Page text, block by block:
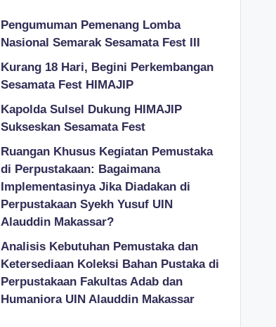
Pengumuman Pemenang Lomba
Nasional Semarak Sesamata Fest III
Kurang 18 Hari, Begini Perkembangan
Sesamata Fest HIMAJIP
Kapolda Sulsel Dukung HIMAJIP
Sukseskan Sesamata Fest
Ruangan Khusus Kegiatan Pemustaka
di Perpustakaan: Bagaimana
Implementasinya Jika Diadakan di
Perpustakaan Syekh Yusuf UIN
Alauddin Makassar?
Analisis Kebutuhan Pemustaka dan
Ketersediaan Koleksi Bahan Pustaka di
Perpustakaan Fakultas Adab dan
Humaniora UIN Alauddin Makassar